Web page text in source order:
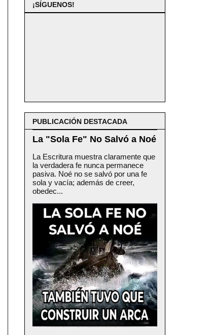
¡SÍGUENOS!
PUBLICACIÓN DESTACADA
La "Sola Fe" No Salvó a Noé
La Escritura muestra claramente que
la verdadera fe nunca permanece
pasiva. Noé no se salvó por una fe
sola y vacía; además de creer,
obedec...